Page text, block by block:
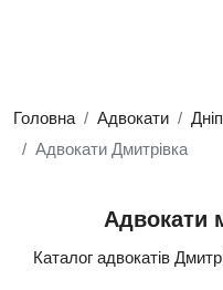
Головна Адвокати
Адвокати Дмитрівка
Адвокати
Каталог адвокатів